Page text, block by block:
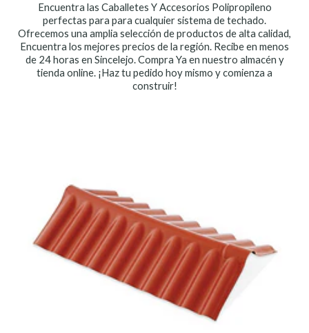
Encuentra las Caballetes Y Accesorios Polipropileno
perfectas para para cualquier sistema de techado.
Ofrecemos una amplia selección de productos de alta calidad,
Encuentra los mejores precios de la región. Recibe en menos
de 24 horas en Sincelejo. Compra Ya en nuestro almacén y
tienda online. ¡Haz tu pedido hoy mismo y comienza a
construir!